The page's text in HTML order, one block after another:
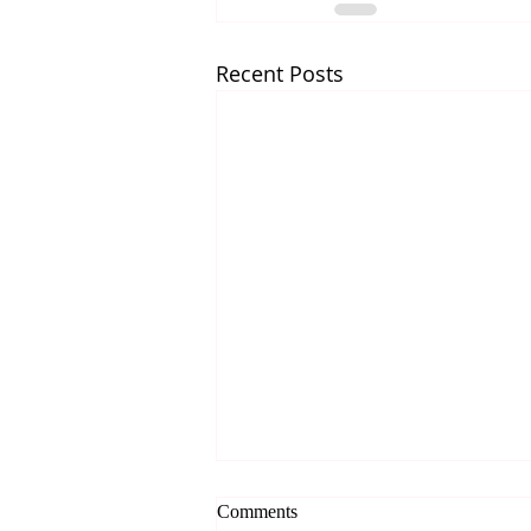
Recent Posts
*** 알리는 말씀 (7.31.2026)
Comments